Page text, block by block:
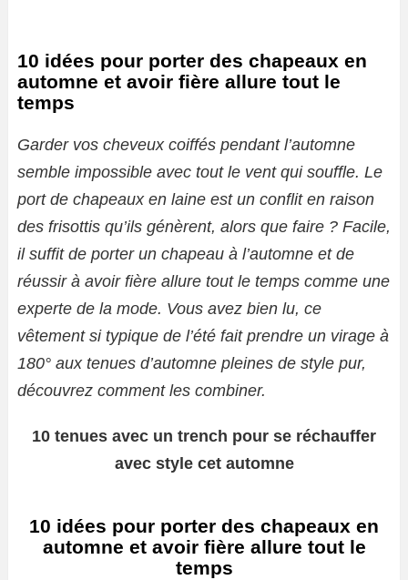
10 idées pour porter des chapeaux en
automne et avoir fière allure tout le
temps
Garder vos cheveux coiffés pendant l’automne
semble impossible avec tout le vent qui souffle. Le
port de chapeaux en laine est un conflit en raison
des frisottis qu’ils génèrent, alors que faire ? Facile,
il suffit de porter un chapeau à l’automne et de
réussir à avoir fière allure tout le temps comme une
experte de la mode. Vous avez bien lu, ce
vêtement si typique de l’été fait prendre un virage à
180° aux tenues d’automne pleines de style pur,
découvrez comment les combiner.
10 tenues avec un trench pour se réchauffer
avec style cet automne
10 idées pour porter des chapeaux en
automne et avoir fière allure tout le
temps